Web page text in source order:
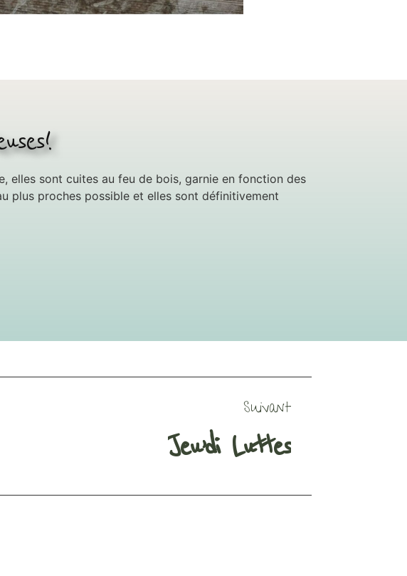
elles sont cuites au feu de bois, garnie en fonction des
plus proches possible et elles sont définitivement
Suivant
Jeu’di Luttes